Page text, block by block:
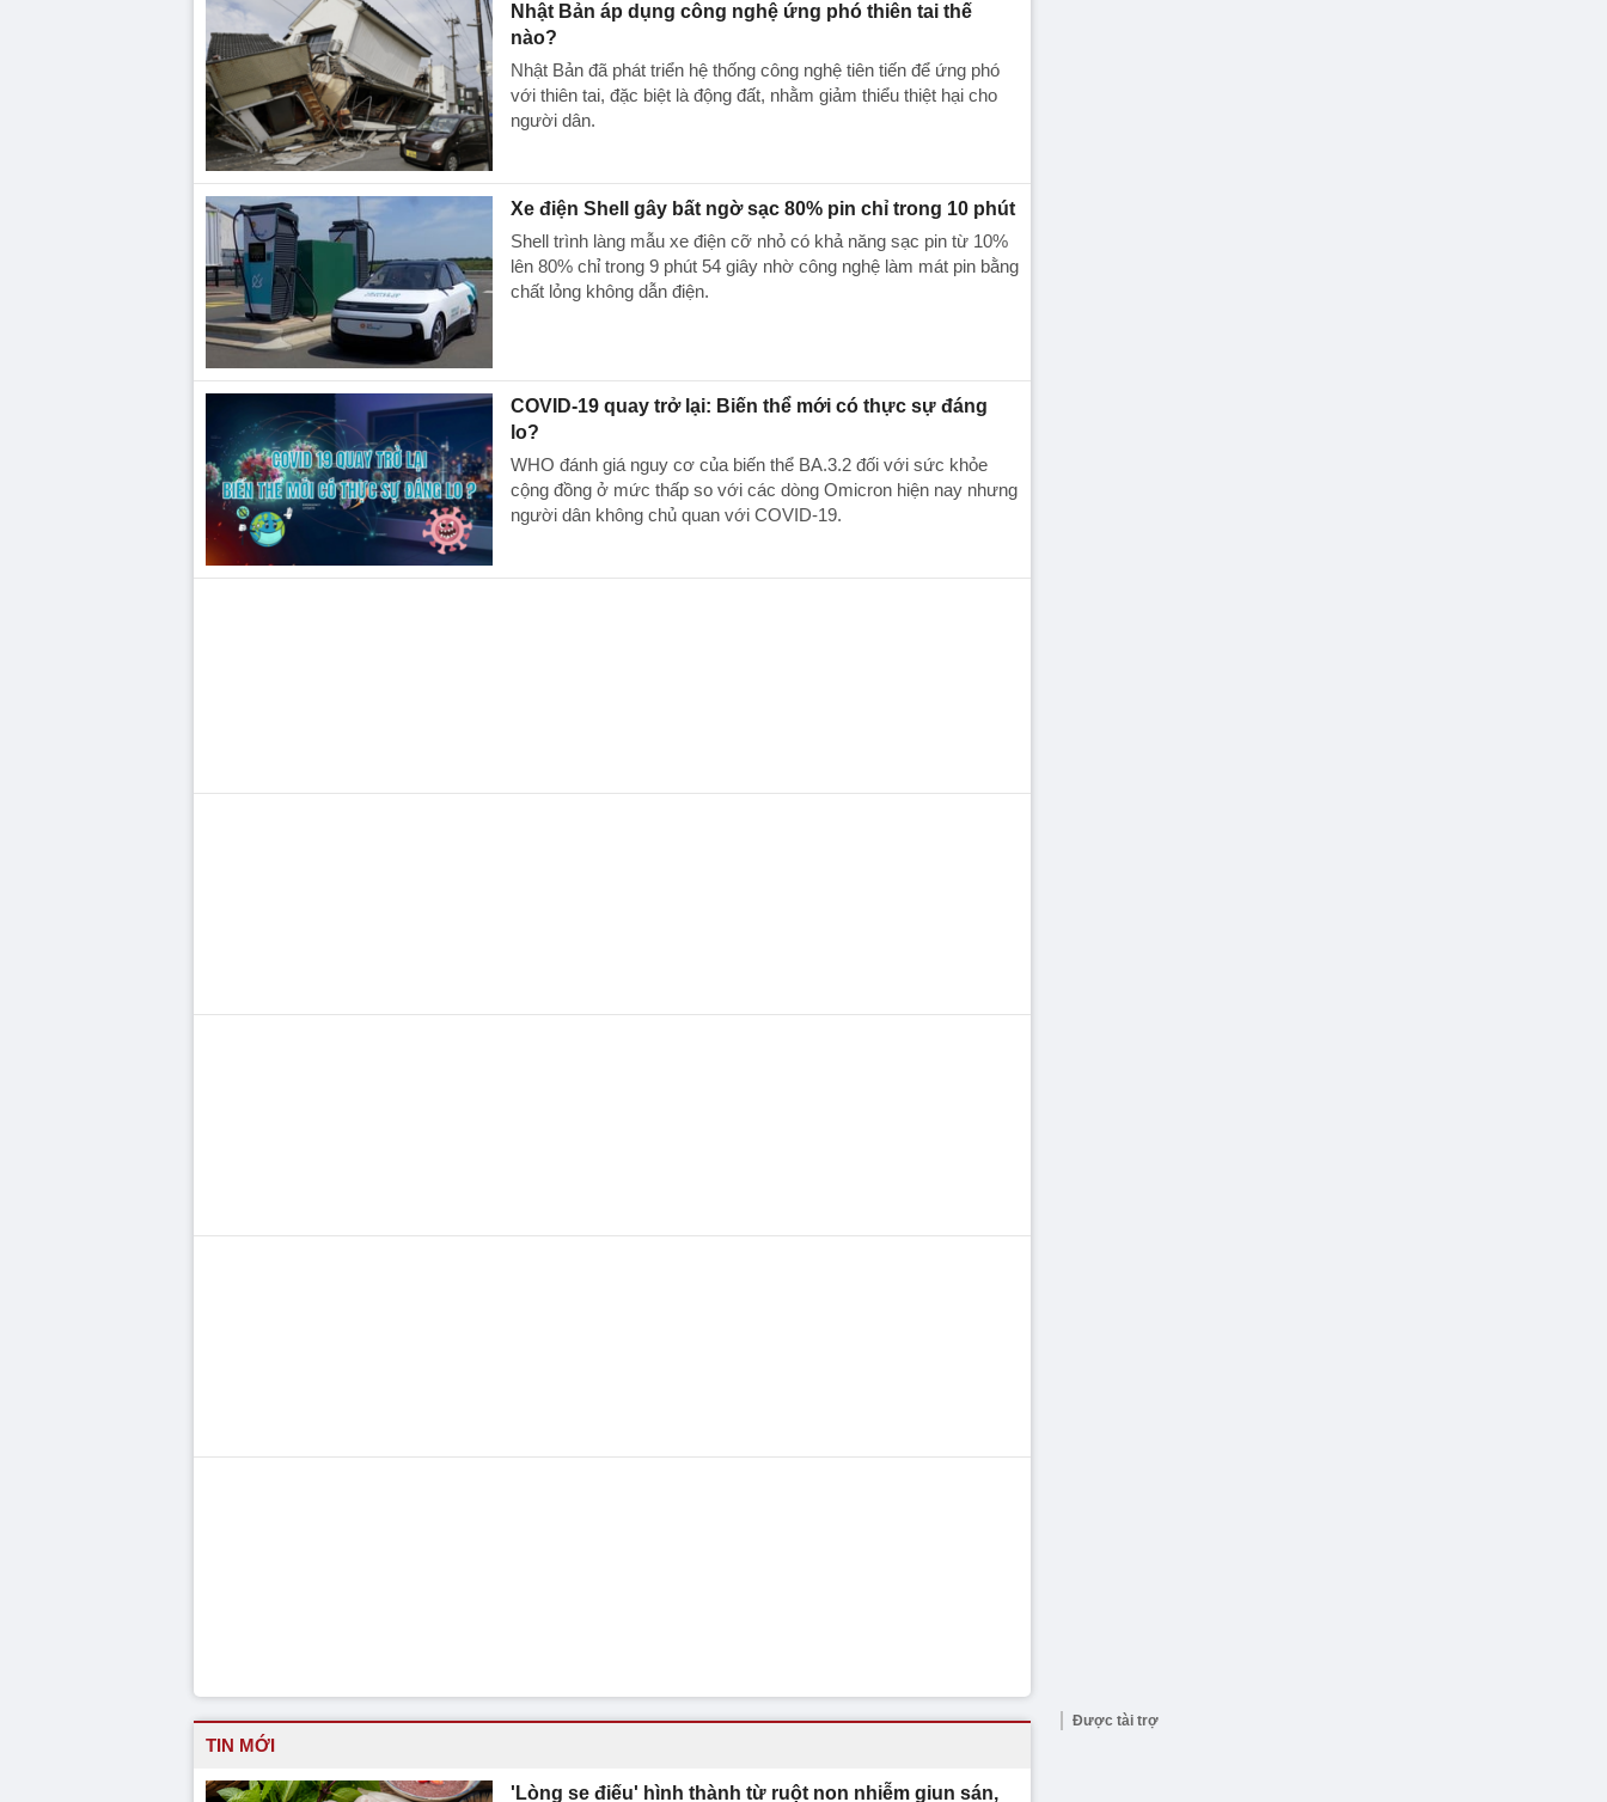
Nhật Bản áp dụng công nghệ ứng phó thiên tai thế
nào?
Nhật Bản đã phát triển hệ thống công nghệ tiên tiến để ứng phó
với thiên tai, đặc biệt là động đất, nhằm giảm thiểu thiệt hại cho
người dân.
Xe điện Shell gây bất ngờ sạc 80% pin chỉ trong 10 phút
Shell trình làng mẫu xe điện cỡ nhỏ có khả năng sạc pin từ 10%
lên 80% chỉ trong 9 phút 54 giây nhờ công nghệ làm mát pin bằng
chất lỏng không dẫn điện.
COVID-19 quay trở lại: Biến thể mới có thực sự đáng
lo?
WHO đánh giá nguy cơ của biến thể BA.3.2 đối với sức khỏe
cộng đồng ở mức thấp so với các dòng Omicron hiện nay nhưng
người dân không chủ quan với COVID-19.
TIN MỚI
'Lòng se điếu' hình thành từ ruột non nhiễm giun sán,
Được tài trợ